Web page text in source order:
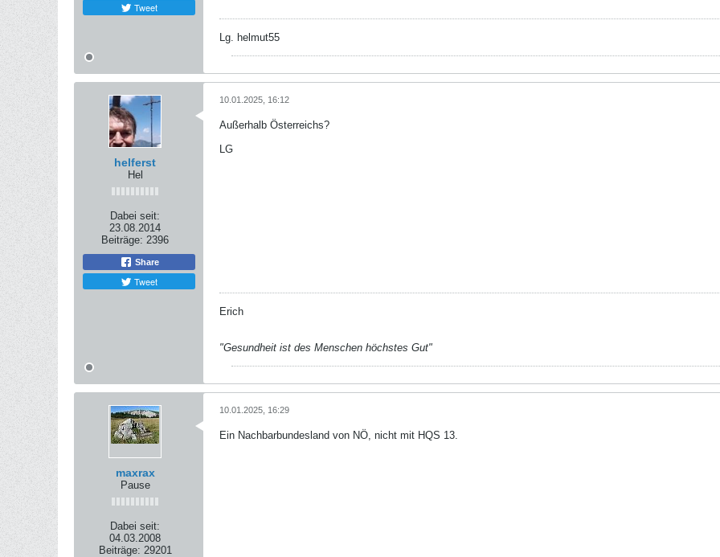
Tweet
Lg. helmut55
helferst
Hel
Dabei seit:
23.08.2014
Beiträge: 2396
Share
Tweet
10.01.2025, 16:12
Außerhalb Österreichs?
LG
Erich
"Gesundheit ist des Menschen höchstes Gut"
maxrax
Pause
Dabei seit:
04.03.2008
Beiträge: 29201
10.01.2025, 16:29
Ein Nachbarbundesland von NÖ, nicht mit HQS 13.